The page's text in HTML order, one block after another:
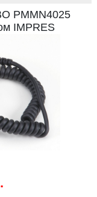
PMMN4025
IMPRES